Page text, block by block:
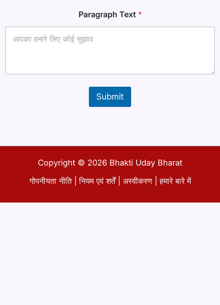
a
r
p
मे
ल
a
r
a
p
Paragraph Text *
Submit
Copyright © 2026 Bhakti Uday Bharat
गोपनीयता नीति|नियम एवं शर्तें| अस्वीकरण |हमारे बारे में